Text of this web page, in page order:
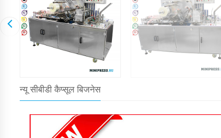
न्यू सीबीडी कैप्सूल बिजनेस